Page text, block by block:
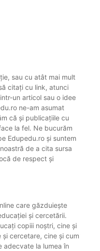
sau cu atât mai mult
citați cu link, atunci
un articol sau o idee
ne-am asumat
că și publicațiile cu
la fel. Ne bucurăm
Edupedu.ro și suntem
de a cita sursa
de respect și
care găzduiește
și cercetării.
copiii noștri, cine și
cercetare, cine și cum
adecvate la lumea în